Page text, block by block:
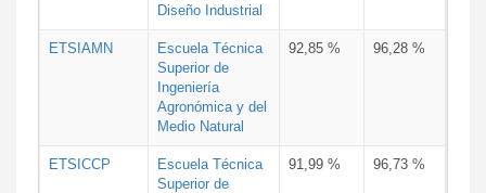
Diseño Industrial
ETSIAMN
Escuela Técnica
Superior de
Ingeniería
Agronómica y del
Medio Natural
92,85 % 96,28 %
ETSICCP
Escuela Técnica
Superior de
91,99 % 96,73 %